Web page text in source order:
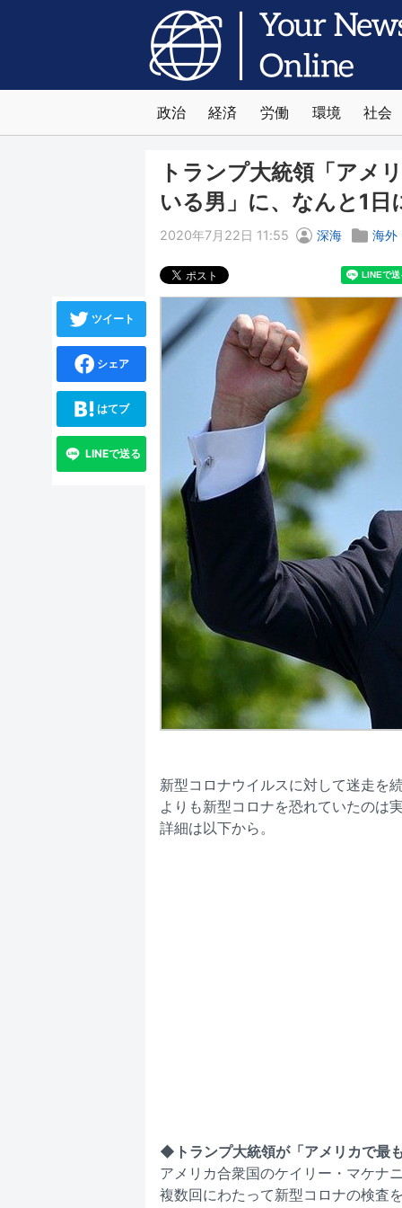
政治 経済 労働 環境 社会
トランプ大統領「アメ
いる男」に、なんと1日
2020年7月22日 11:55 深海 海外
新型コロナウイルスに対して迷走を
よりも新型コロナを恐れていたのは
詳細は以下から。
◆トランプ大統領が「アメリカで最
アメリカ合衆国のケイリー・マケナ
複数回にわたって新型コロナの検査
ツイート
シェア
はてブ
LINEで送る